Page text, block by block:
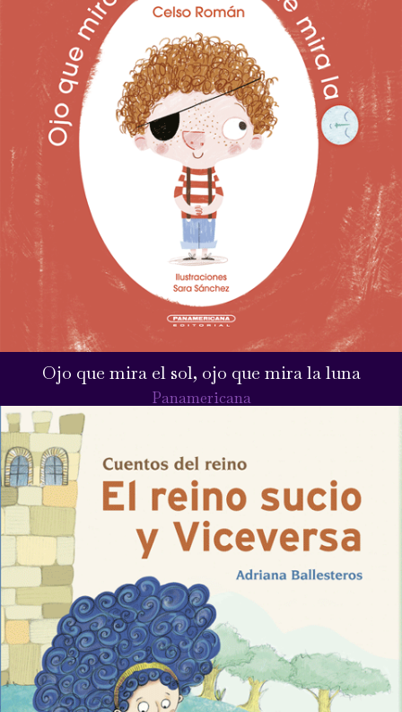
Ojo que mira el sol, ojo que mira la luna
Panamericana